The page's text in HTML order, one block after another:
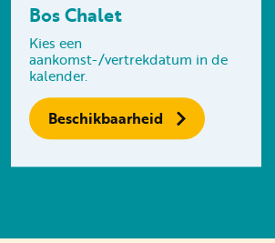
Volg ons op social media
Bos Chalet
Kies een
aankomst-/vertrekdatum in de
kalender.
Beschikbaarheid